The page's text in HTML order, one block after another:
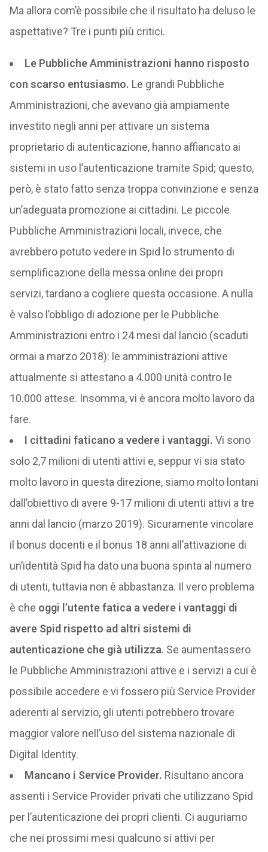
Ma allora com’è possibile che il risultato ha deluso le
aspettative? Tre i punti più critici.
Le Pubbliche Amministrazioni hanno risposto
con scarso entusiasmo. Le grandi Pubbliche
Amministrazioni, che avevano già ampiamente
investito negli anni per attivare un sistema
proprietario di autenticazione, hanno affiancato ai
sistemi in uso l’autenticazione tramite Spid; questo,
però, è stato fatto senza troppa convinzione e senza
un’adeguata promozione ai cittadini. Le piccole
Pubbliche Amministrazioni locali, invece, che
avrebbero potuto vedere in Spid lo strumento di
semplificazione della messa online dei propri
servizi, tardano a cogliere questa occasione. A nulla
è valso l’obbligo di adozione per le Pubbliche
Amministrazioni entro i 24 mesi dal lancio (scaduti
ormai a marzo 2018): le amministrazioni attive
attualmente si attestano a 4.000 unità contro le
10.000 attese. Insomma, vi è ancora molto lavoro da
fare.
I cittadini faticano a vedere i vantaggi. Vi sono
solo 2,7 milioni di utenti attivi e, seppur vi sia stato
molto lavoro in questa direzione, siamo molto lontani
dall’obiettivo di avere 9-17 milioni di utenti attivi a tre
anni dal lancio (marzo 2019). Sicuramente vincolare
il bonus docenti e il bonus 18 anni all’attivazione di
un’identità Spid ha dato una buona spinta al numero
di utenti, tuttavia non è abbastanza. Il vero problema
è che oggi l’utente fatica a vedere i vantaggi di
avere Spid rispetto ad altri sistemi di
autenticazione che già utilizza. Se aumentassero
le Pubbliche Amministrazioni attive e i servizi a cui è
possibile accedere e vi fossero più Service Provider
aderenti al servizio, gli utenti potrebbero trovare
maggior valore nell’uso del sistema nazionale di
Digital Identity.
Mancano i Service Provider. Risultano ancora
assenti i Service Provider privati che utilizzano Spid
per l’autenticazione dei propri clienti. Ci auguriamo
che nei prossimi mesi qualcuno si attivi per